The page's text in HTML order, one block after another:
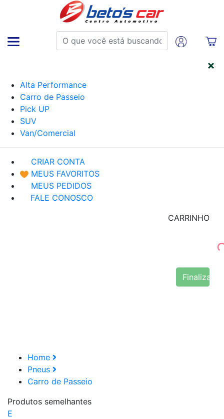
Alta Performance
Carro de Passeio
Pick UP
SUV
Van/Comercial
CRIAR CONTA
MEUS FAVORITOS
MEUS PEDIDOS
FALE CONOSCO
CARRINHO
Finalizar
Home
Pneus
Carro de Passeio
Produtos semelhantes
E